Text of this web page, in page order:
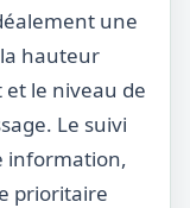
une
hauteur
et le niveau de
Le suivi
information,
prioritaire